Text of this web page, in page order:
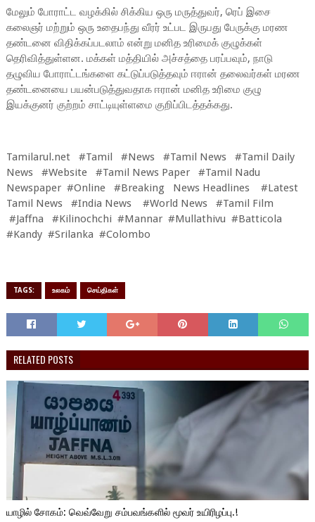
மேலும் போராட்ட வழக்கில் சிக்கிய ஒரு மருத்துவர், ரெப் இசை
கலைஞர் மற்றும் ஒரு உதைபந்து வீரர் உட்பட இருபது பேருக்கு மரண
தண்டனை விதிக்கப்படலாம் என்று மனித உரிமைக் குழுக்கள்
தெரிவித்துள்ளன. மக்கள் மத்தியில் அச்சத்தை பரப்பவும், நாடு
தழுவிய போராட்டங்களை கட்டுப்படுத்தவும் ஈரான் தலைவர்கள் மரண
தண்டனையை பயன்படுத்துவதாக ஈரான் மனித உரிமை குழு
இயக்குனர் குற்றம் சாட்டியுள்ளமை குறிப்பிடத்தக்கது.
Tamilarul.net #Tamil #News #Tamil News #Tamil Daily
News #Website #Tamil News Paper #Tamil Nadu
Newspaper #Online #Breaking News Headlines #Latest
Tamil News #India News #World News #Tamil Film
#Jaffna #Kilinochchi #Mannar #Mullathivu #Batticola
#Kandy #Srilanka #Colombo
TAGS: உலகம் செய்திகள்
RELATED POSTS
யாழில் சோகம்: வெவ்வேறு சம்பவங்களில் மூவர் உயிரிழப்பு.!